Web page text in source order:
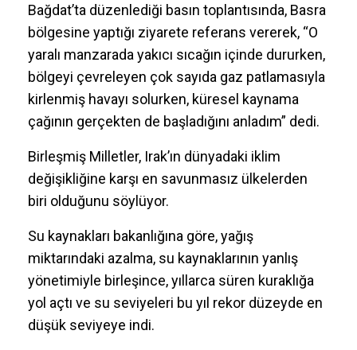
Bağdat’ta düzenlediği basın toplantısında, Basra
bölgesine yaptığı ziyarete referans vererek, “O
yaralı manzarada yakıcı sıcağın içinde dururken,
bölgeyi çevreleyen çok sayıda gaz patlamasıyla
kirlenmiş havayı solurken, küresel kaynama
çağının gerçekten de başladığını anladım” dedi.
Birleşmiş Milletler, Irak’ın dünyadaki iklim
değişikliğine karşı en savunmasız ülkelerden
biri olduğunu söylüyor.
Su kaynakları bakanlığına göre, yağış
miktarındaki azalma, su kaynaklarının yanlış
yönetimiyle birleşince, yıllarca süren kuraklığa
yol açtı ve su seviyeleri bu yıl rekor düzeyde en
düşük seviyeye indi.